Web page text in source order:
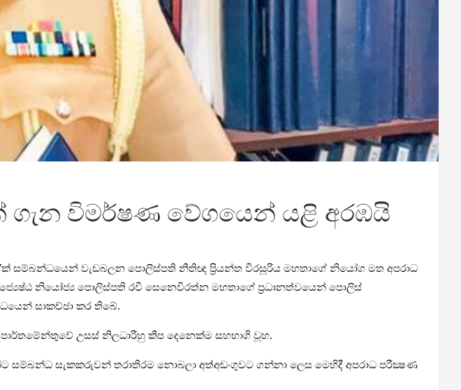
ගැන විමර්ෂණ වේගයෙන් යළි අරඹයි
සම්බන්ධයෙන් වැඩබලන පොලිස්පති නීතිඥ ප්‍රියන්ත වීරසූරිය මහතාගේ නියෝග මත අපරාධ
නියෝජ්‍ය පොලිස්පති රවී සෙනෙවිරත්න මහතාගේ ප්‍රධානත්වයෙන් පොලිස්
සාකච්ඡා කර තිබේ.
උසස් නිලධාරීහු කීප දෙනෙක්ම සහභාගි වූහ.
සැකකරුවන් තරාතිරම නොබලා අත්අඩංගුවට ගන්නා ලෙස මෙහිදී අපරාධ පරීක්‍ෂණ